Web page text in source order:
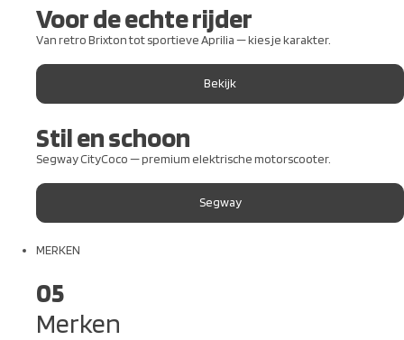
Voor de echte rijder
Van retro Brixton tot sportieve Aprilia — kies je karakter.
Bekijk
Stil en schoon
Segway CityCoco — premium elektrische motorscooter.
Segway
MERKEN
05
Merken